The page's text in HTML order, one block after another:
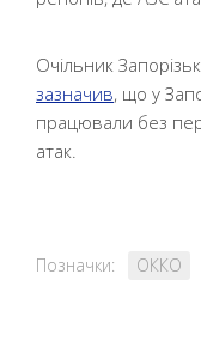
Очільник
зазначив, що у
працювали без
атак.
Позначки: ОККО